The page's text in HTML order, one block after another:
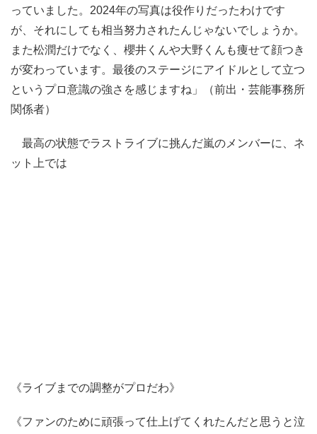
っていました。2024年の写真は役作りだったわけです
が、それにしても相当努力されたんじゃないでしょうか。
また松潤だけでなく、櫻井くんや大野くんも痩せて顔つき
が変わっています。最後のステージにアイドルとして立つ
というプロ意識の強さを感じますね」（前出・芸能事務所
関係者）
最高の状態でラストライブに挑んだ嵐のメンバーに、ネ
ット上では
《ライブまでの調整がプロだわ》
《ファンのために頑張って仕上げてくれたんだと思うと泣